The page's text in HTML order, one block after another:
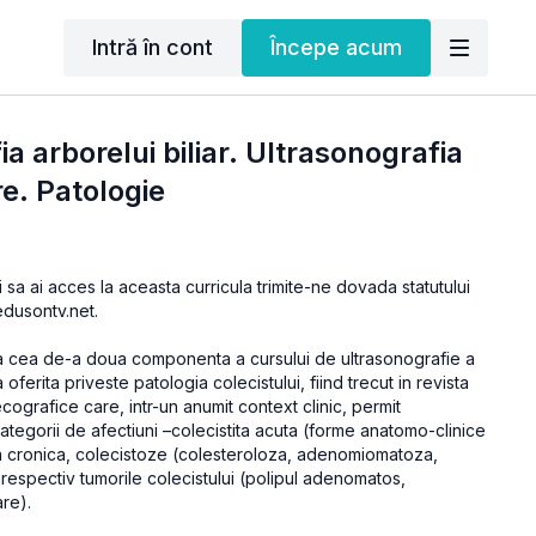
Intră în cont Începe acum
arborelui biliar. Ultrasonografia
Patologie
ai acces la aceasta curricula trimite-ne dovada statutului
cea de-a doua componenta a cursului de ultrasonografie a
oferita priveste patologia colecistului, fiind trecut in revista
care, intr-un anumit context clinic, permit
de afectiuni –colecistita acuta (forme anatomo-clinice
cronica, colecistoze (colesteroloza, adenomiomatoza,
tumorile colecistului (polipul adenomatos,